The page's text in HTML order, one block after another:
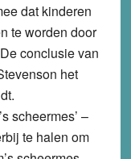
dat kinderen
te worden door
conclusie van
het
scheermes’ –
te halen om